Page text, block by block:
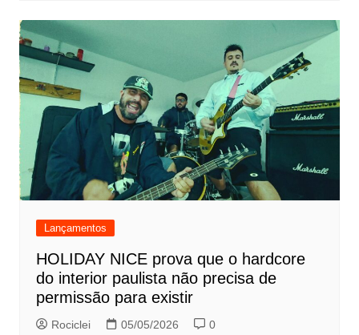
Lançamentos
HOLIDAY NICE prova que o hardcore
do interior paulista não precisa de
permissão para existir
Rociclei 05/05/2026 0